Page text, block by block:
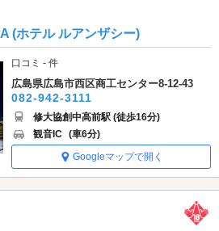
(ホテル ルアンザシー)
口コミ - 件
広島県広島市西区商工センター8-12-43
082-942-3111
修大協創中高前駅 (徒歩16分)
観音IC (車6分)
Googleマップで開く